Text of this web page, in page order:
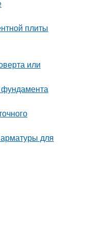
плиты
или
фундамента
для